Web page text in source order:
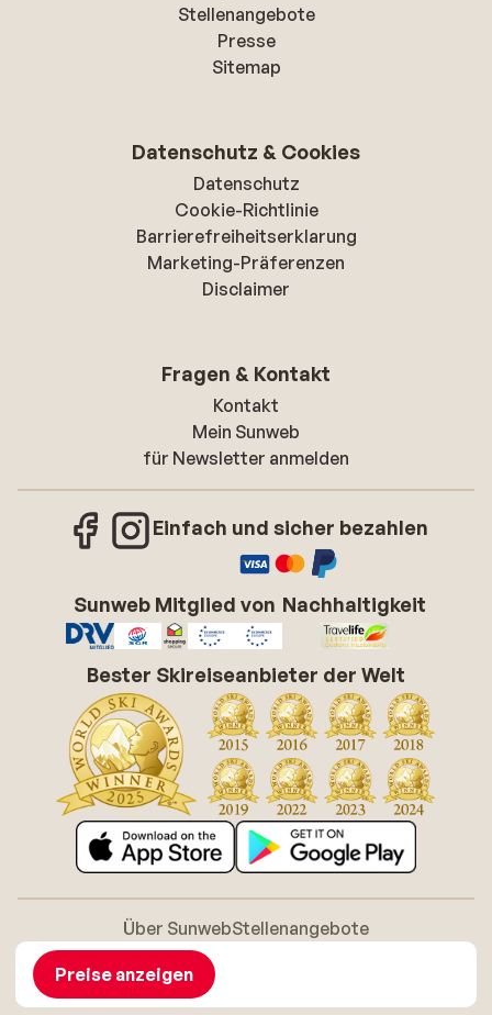
Preise anzeigen
Stellenangebote
Presse
Sitemap
Datenschutz & Cookies
Datenschutz
Cookie-Richtlinie
Barrierefreiheitserklarung
Marketing-Präferenzen
Disclaimer
Fragen & Kontakt
Kontakt
Mein Sunweb
für Newsletter anmelden
Einfach und sicher bezahlen
Sunweb Mitglied von Nachhaltigkeit
Bester Skireiseanbieter der Welt
Über SunwebStellenangebote
Allgemeine Geschäftsbedingungen (AGB)
Cookie-RichtlinieBarrierefreiheitserklarung
Sitemap